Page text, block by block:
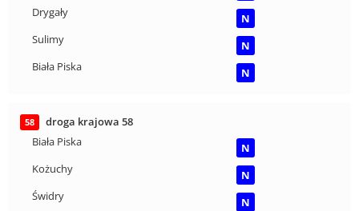
Drygały
N
Sulimy
N
Biała Piska
N
58
droga krajowa 58
Biała Piska
N
Kożuchy
N
Świdry
N